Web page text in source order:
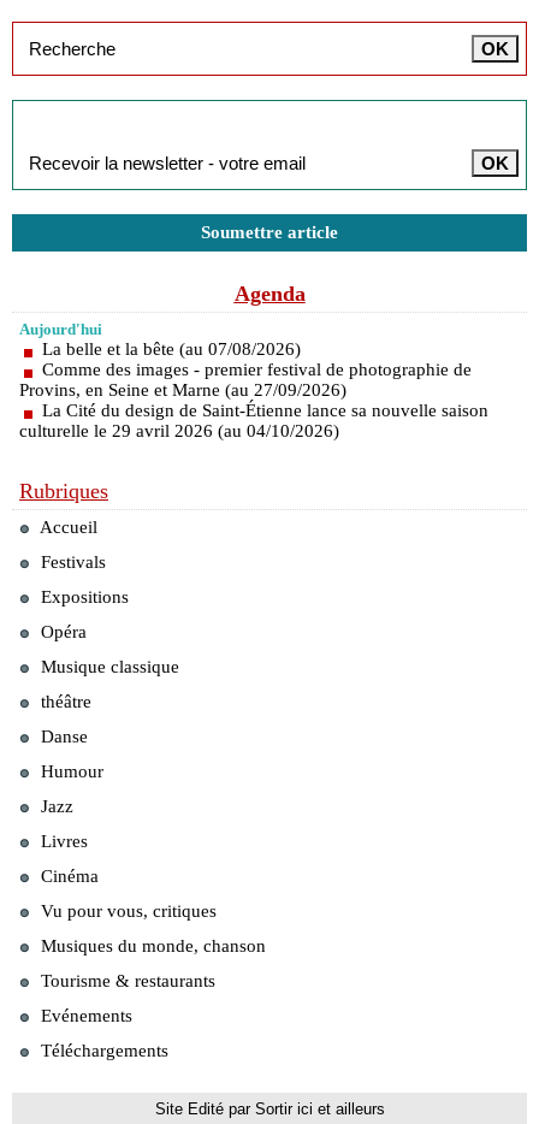
Soumettre article
Agenda
Aujourd'hui
La belle et la bête (au 07/08/2026)
Comme des images - premier festival de photographie de
Provins, en Seine et Marne (au 27/09/2026)
La Cité du design de Saint-Étienne lance sa nouvelle saison
culturelle le 29 avril 2026 (au 04/10/2026)
Rubriques
Accueil
Festivals
Expositions
Opéra
Musique classique
théâtre
Danse
Humour
Jazz
Livres
Cinéma
Vu pour vous, critiques
Musiques du monde, chanson
Tourisme & restaurants
Evénements
Téléchargements
Site Edité par Sortir ici et ailleurs